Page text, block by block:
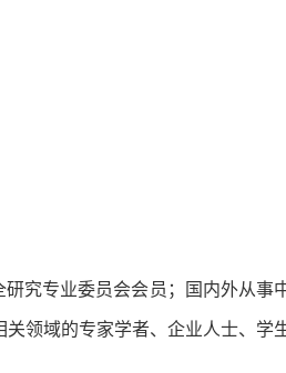
专业委员会会员；国内外从事
领域的专家学者、企业人士、学